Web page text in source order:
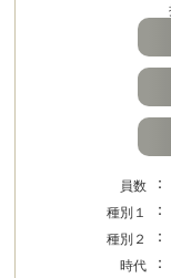
員数 ：
種別１
：
種別２
：
時代
：